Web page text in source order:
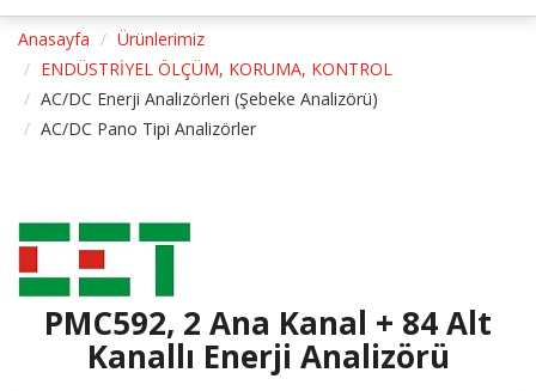
Anasayfa
Ürünlerimiz
ENDÜSTRİYEL ÖLÇÜM, KORUMA, KONTROL
AC/DC Enerji Analizörleri (Şebeke Analizörü)
AC/DC Pano Tipi Analizörler
PMC592, 2 Ana Kanal + 84 Alt
Kanallı Enerji Analizörü